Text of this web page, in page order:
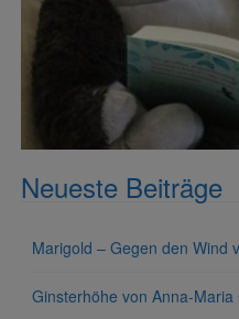
Neueste Beiträge
Marigold – Gegen den Wind
Ginsterhöhe von Anna-Maria